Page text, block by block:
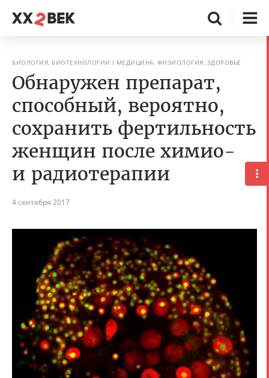
БИОЛОГИЯ, БИОТЕХНОЛОГИИ МЕДИЦИНА, ФИЗИОЛОГИЯ, ЗДОРОВЬЕ
Обнаружен препарат,
способный, вероятно,
сохранить фертильность
женщин после химио-
и радиотерапии
4 сентября 2017